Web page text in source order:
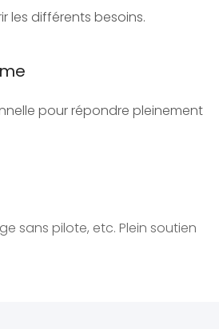
les différents besoins.
pour répondre pleinement
sans pilote, etc. Plein soutien